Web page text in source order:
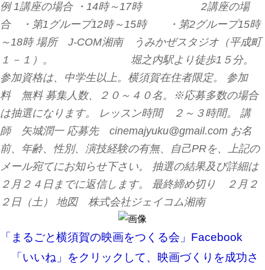
例 1講座の場合 ・14時～17時 2講座の場
合 ・第1グループ12時～15時 ・第2グループ15時
～18時 場所 J-COM湘南 うみかぜスタジオ（平成町
１－１）。 堀之内駅より徒歩1５分。
参加資格は、中学生以上。横須賀在住者限定。 参加
料 無料 募集人数、２０～４０名。※応募多数の場合
は抽選になります。 レッスン時間 ２～３時間。 講
師 矢城潤一 応募先 cinemajyuku@gmail.com お名
前、年齢、性別、演技経験の有無、自己PRを、上記の
メール宛てにお知らせ下さい。 抽選の結果及び詳細は
２月２４日までに返信します。 最終締め切り ２月２
２日（土） 地図 株式会社ジェイコム湘南
「まるごと横須賀の映画をつくる会」Facebook
「いいね」をクリックして、映画づくりを成功さ